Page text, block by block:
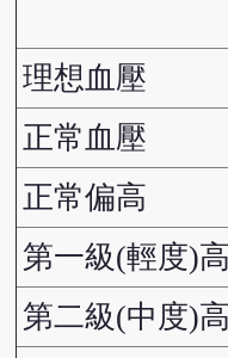
理想血壓
正常血壓
正常偏高
第一級(輕度)
第二級(中度)